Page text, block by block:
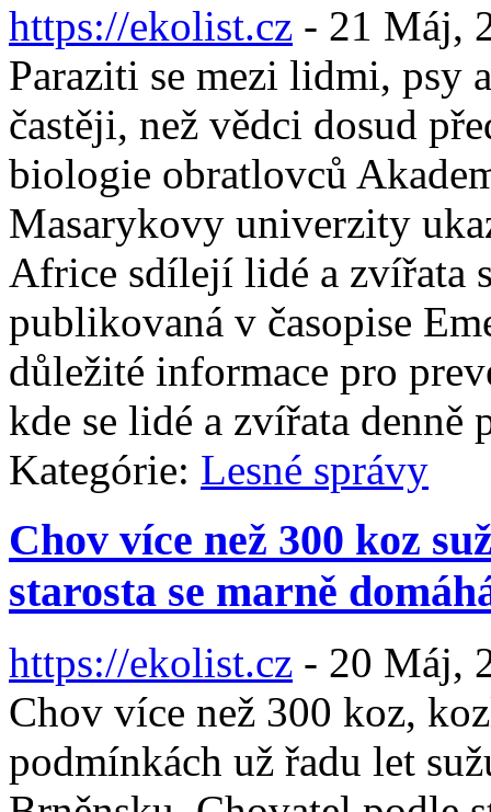
https://ekolist.cz - 21 Máj,
Paraziti se mezi lidmi, psy
častěji, než vědci dosud
biologie obratlovců
Masarykovy univerzity
Africe sdílejí lidé a zvířata
publikovaná v časopise
důležité informace pro
kde se lidé a zvířata denně
Kategórie: Lesné správy
Chov více než 300 koz
starosta se marně
https://ekolist.cz - 20 Máj,
Chov více než 300 koz,
podmínkách už řadu let